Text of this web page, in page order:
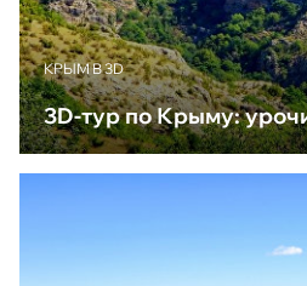
КРЫМ В 3D
3D-тур по Крыму: